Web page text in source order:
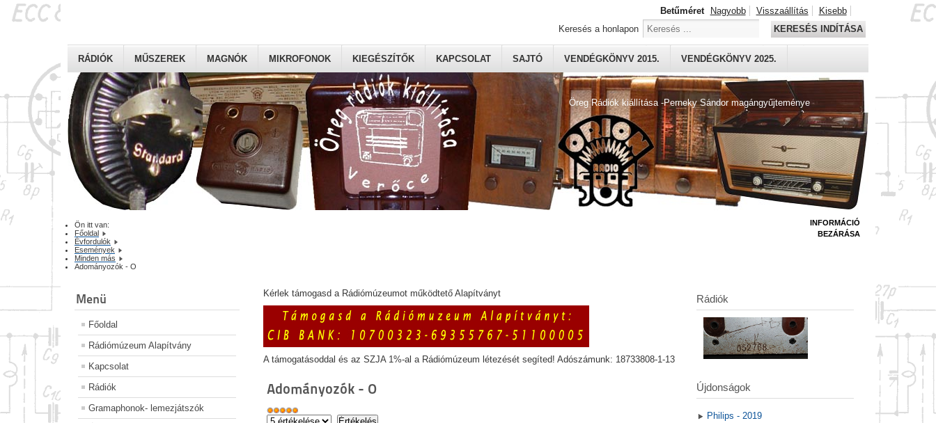
Öreg Rádiók kiállítása -Perneky Sándor magángyűjteménye
RÁDIÓK MŰSZEREK MAGNÓK MIKROFONOK KIEGÉSZÍTŐK KAPCSOLAT SAJTÓ VENDÉGKÖNYV 2015. VENDÉGKÖNYV 2025.
Betűméret Nagyobb Visszaállítás
Kisebb
Keresés a honlapon
KERESÉS INDÍTÁSA
Ön itt van:
Főoldal
Évfordulók
Események
Minden más
Adományozók - O
Menü
Főoldal
Rádiómúzeum Alapítvány
Kapcsolat
Rádiók
Gramaphonok- lemezjátszók
Kérlek támogasd a Rádiómúzeumot működtető Alapítványt
A támogatásoddal és az SZJA 1%-al a Rádiómúzeum létezését segíted! Adószámunk: 18733808-1-13
Adományozók - O
INFORMÁCIÓ
BEZÁRÁSA
Rádiók
Újdonságok
Philips - 2019